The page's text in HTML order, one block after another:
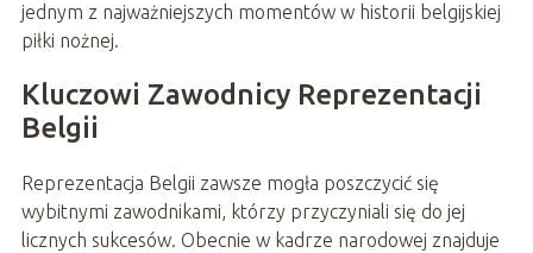
jednym z najważniejszych momentów w historii belgijskiej
piłki nożnej.
Kluczowi Zawodnicy Reprezentacji
Belgii
Reprezentacja Belgii zawsze mogła poszczycić się
wybitnymi zawodnikami, którzy przyczyniali się do jej
licznych sukcesów. Obecnie w kadrze narodowej znajduje